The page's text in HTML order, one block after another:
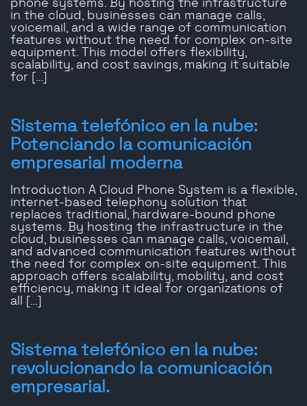
phone systems. By hosting the infrastructure
in the cloud, businesses can manage calls,
voicemail, and a wide range of communication
features without the need for complex on-site
equipment. This model offers flexibility,
scalability, and cost savings, making it suitable
for […]
Sistema telefónico en la nube:
Potenciando la comunicación
empresarial moderna
Introduction A Cloud Phone System is a flexible,
internet-based telephony solution that
replaces traditional, hardware-bound phone
systems. By hosting the infrastructure in the
cloud, businesses can manage calls, voicemail,
and advanced communication features without
the need for complex on-site equipment. This
approach offers scalability, mobility, and cost
efficiency, making it ideal for organizations of
all […]
Sistema telefónico en la nube:
revolucionando la comunicación
empresarial.